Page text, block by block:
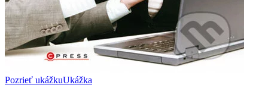
Pozrieť ukážkuUkážka